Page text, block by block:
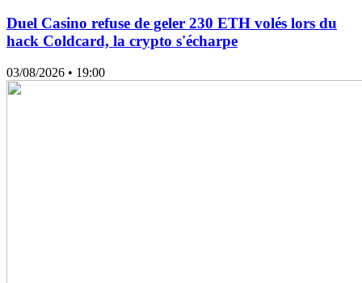
Duel Casino refuse de geler 230 ETH volés lors du
hack Coldcard, la crypto s'écharpe
03/08/2026 • 19:00